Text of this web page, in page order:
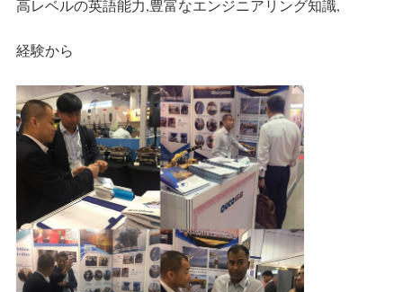
高レベルの英語能力,豊富なエンジニアリング知識,
経験から